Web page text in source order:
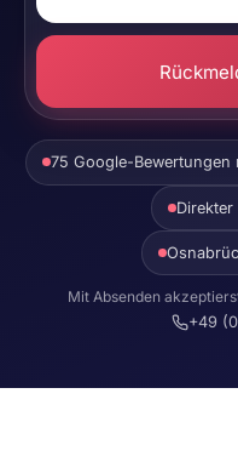
75 Google-Bewertungen
Direkter
Mit Absenden
+49